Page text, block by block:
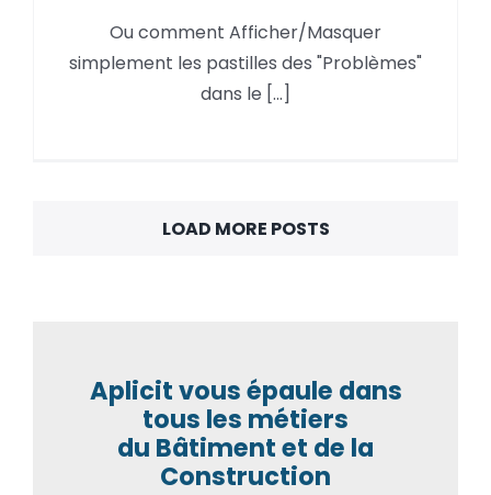
Autodesk Forma,
Afficher/Masquer les
« Problèmes »
Ou comment Afficher/Masquer
simplement les pastilles des "Problèmes"
dans le [...]
LOAD MORE POSTS
Aplicit vous épaule dans
tous les métiers
du Bâtiment et de la
Construction